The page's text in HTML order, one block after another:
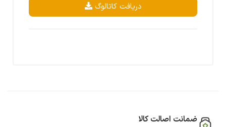
دریافت کاتالوگ
ضمانت اصالت کالا